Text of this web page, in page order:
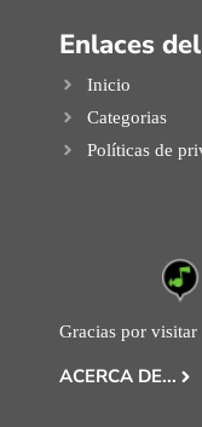
Enlaces
Inicio
Categorias
Políticas de
Gracias por
ACERCA DE...